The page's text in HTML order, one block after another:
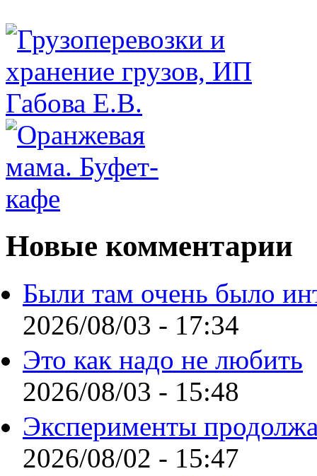
Новые комментарии
Были там очень было
2026/08/03 - 17:34
Это как надо не любить
2026/08/03 - 15:48
Эксперименты
2026/08/02 - 15:47